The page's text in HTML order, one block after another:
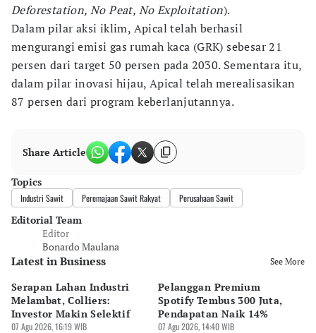
Deforestation, No Peat, No Exploitation).
Dalam pilar aksi iklim, Apical telah berhasil
mengurangi emisi gas rumah kaca (GRK) sebesar 21
persen dari target 50 persen pada 2030. Sementara itu,
dalam pilar inovasi hijau, Apical telah merealisasikan
87 persen dari program keberlanjutannya.
Share Article
Topics
Industri Sawit Peremajaan Sawit Rakyat Perusahaan Sawit
Editorial Team
Editor
Bonardo Maulana
Latest in Business See More
Serapan Lahan Industri
Melambat, Colliers:
Investor Makin Selektif
07 Agu 2026, 16:19 WIB
Pelanggan Premium
Spotify Tembus 300 Juta,
Pendapatan Naik 14%
07 Agu 2026, 14:40 WIB